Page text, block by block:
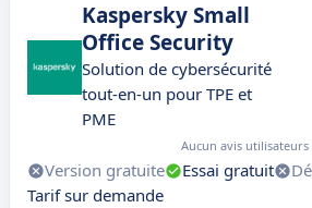
Kaspersky Small
Office Security
Solution de cybersécurité
tout-en-un pour TPE et
PME
Aucun avis utilisateurs
Version gratuite Essai gratuit
Tarif sur demande